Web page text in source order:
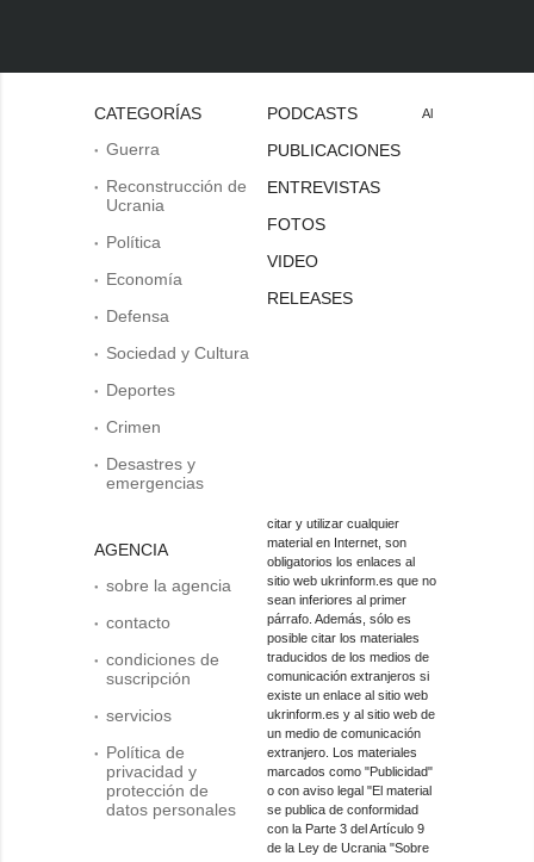
CATEGORÍAS
Guerra
Reconstrucción de
Ucrania
Política
Economía
Defensa
Sociedad y Cultura
Deportes
Crimen
Desastres y
emergencias
AGENCIA
sobre la agencia
contacto
condiciones de
suscripción
servicios
Política de
privacidad y
protección de
datos personales
PODCASTS
PUBLICACIONES
ENTREVISTAS
FOTOS
VIDEO
RELEASES
Al
citar y utilizar cualquier
material en Internet, son
obligatorios los enlaces al
sitio web ukrinform.es que no
sean inferiores al primer
párrafo. Además, sólo es
posible citar los materiales
traducidos de los medios de
comunicación extranjeros si
existe un enlace al sitio web
ukrinform.es y al sitio web de
un medio de comunicación
extranjero. Los materiales
marcados como "Publicidad"
o con aviso legal "El material
se publica de conformidad
con la Parte 3 del Artículo 9
de la Ley de Ucrania "Sobre